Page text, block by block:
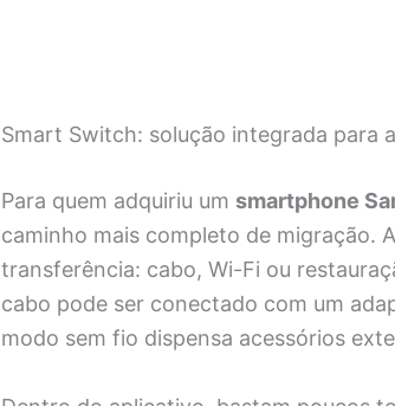
Smart Switch: solução integrada para
Para quem adquiriu um smartphone
caminho mais completo de migração.
transferência: cabo, Wi-Fi ou
cabo pode ser conectado com um
modo sem fio dispensa acessórios